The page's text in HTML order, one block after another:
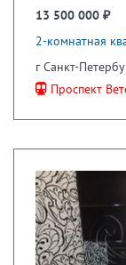
13 500 000 ₽
2-комнатная
г Санкт-
Проспект